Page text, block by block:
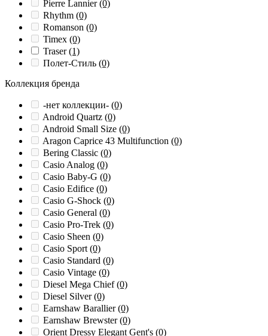
Pierre Lannier(0)
Rhythm (0)
Romanson (0)
Timex (0)
Traser(1)
Полет-Стиль (0)
Коллекция бренда
-нет коллекции- (0)
Android Quartz (0)
Android Small Size (0)
Aragon Caprice 43 Multifunction (0)
Bering Classic (0)
Casio Analog (0)
Casio Baby-G (0)
Casio Edifice (0)
Casio G-Shock (0)
Casio General (0)
Casio Pro-Trek (0)
Casio Sheen (0)
Casio Sport (0)
Casio Standard (0)
Casio Vintage (0)
Diesel Mega Chief(0)
Diesel Silver(0)
Earnshaw Barallier(0)
Earnshaw Brewster(0)
Orient Dressy Elegant Gent's (0)